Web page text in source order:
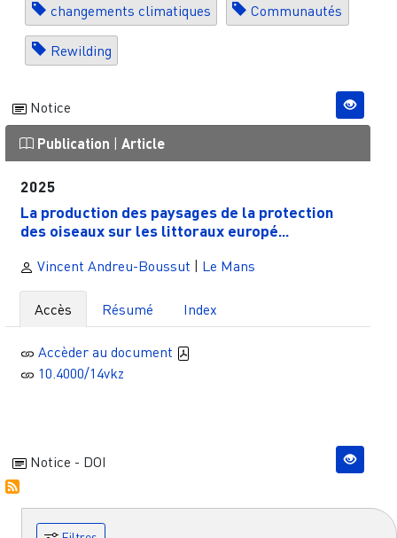
changements climatiques Communautés
Rewilding
Notice
Publication | Article
2025
La production des paysages de la protection
des oiseaux sur les littoraux europé...
Vincent Andreu-Boussut Le Mans
Accès Résumé Index
Accèder au document
10.4000/14vkz
Notice - DOI